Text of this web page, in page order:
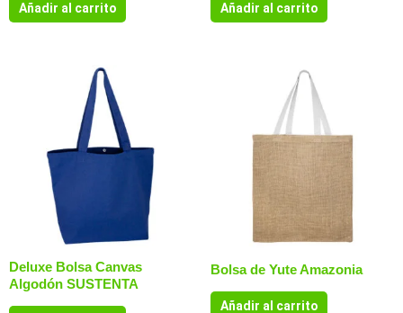
Añadir al carrito Añadir al carrito
Deluxe Bolsa Canvas
Algodón SUSTENTA
Bolsa de Yute Amazonia
Añadir al carrito